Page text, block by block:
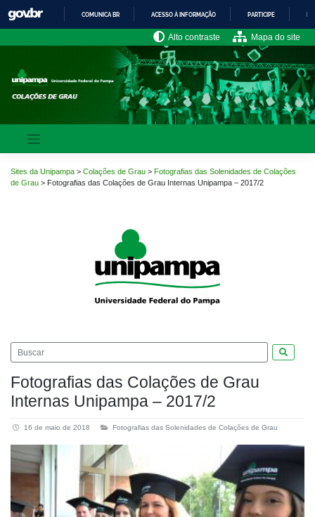
para
o
conteúdo
IR
PARA
O
CONTEÚDO
COMUNICA BR ACESSO À INFORMAÇÃO PARTICIPE
Alto contraste Mapa do site
Sites da Unipampa > Colações de Grau > Fotografias das Solenidades de Colações
de Grau > Fotografias das Colações de Grau Internas Unipampa – 2017/2
Fotografias das Colações de Grau
Internas Unipampa – 2017/2
16 de maio de 2018 Fotografias das Solenidades de Colações de Grau